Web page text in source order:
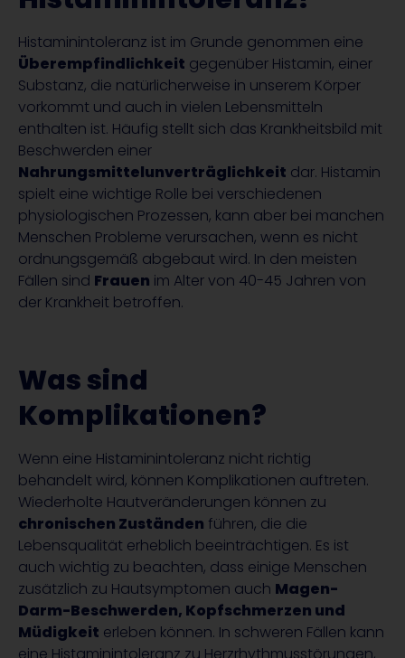
Histaminintoleranz ist im Grunde genommen eine
Überempfindlichkeit gegenüber Histamin, einer
Substanz, die natürlicherweise in unserem Körper
vorkommt und auch in vielen Lebensmitteln
enthalten ist. Häufig stellt sich das Krankheitsbild mit
Beschwerden einer
Nahrungsmittelunverträglichkeit dar. Histamin
spielt eine wichtige Rolle bei verschiedenen
physiologischen Prozessen, kann aber bei manchen
Menschen Probleme verursachen, wenn es nicht
ordnungsgemäß abgebaut wird. In den meisten
Fällen sind Frauen im Alter von 40-45 Jahren von
der Krankheit betroffen.
Was sind
Komplikationen?
Wenn eine Histaminintoleranz nicht richtig
behandelt wird, können Komplikationen auftreten.
Wiederholte Hautveränderungen können zu
chronischen Zuständen führen, die die
Lebensqualität erheblich beeinträchtigen. Es ist
auch wichtig zu beachten, dass einige Menschen
zusätzlich zu Hautsymptomen auch Magen-
Darm-Beschwerden, Kopfschmerzen und
Müdigkeit erleben können. In schweren Fällen kann
eine Histaminintoleranz zu Herzrhythmusstörungen,